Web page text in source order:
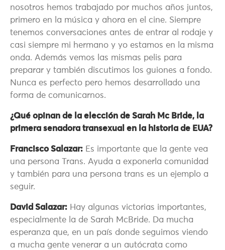
nosotros hemos trabajado por muchos años juntos,
primero en la música y ahora en el cine. Siempre
tenemos conversaciones antes de entrar al rodaje y
casi siempre mi hermano y yo estamos en la misma
onda. Además vemos las mismas pelis para
preparar y también discutimos los guiones a fondo.
Nunca es perfecto pero hemos desarrollado una
forma de comunicarnos.
¿Qué opinan de la elección de Sarah Mc Bride, la
primera senadora transexual en la historia de EUA?
Francisco Salazar: Es importante que la gente vea
una persona Trans. Ayuda a exponerla comunidad
y también para una persona trans es un ejemplo a
seguir.
David Salazar: Hay algunas victorias importantes,
especialmente la de Sarah McBride. Da mucha
esperanza que, en un país donde seguimos viendo
a mucha gente venerar a un autócrata como